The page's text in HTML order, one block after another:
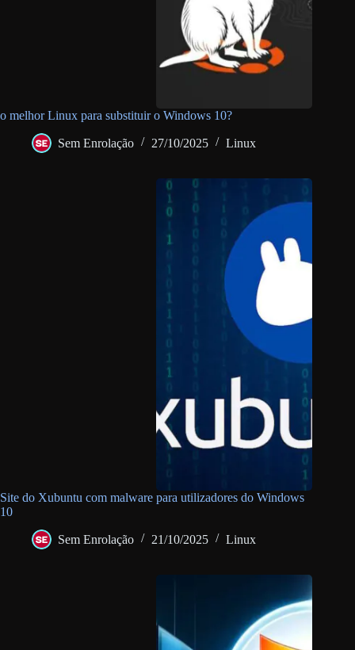
o melhor Linux para substituir o Windows 10?
Sem Enrolação 27/10/2025 Linux
Site do Xubuntu com malware para utilizadores do Windows
10
Sem Enrolação 21/10/2025 Linux